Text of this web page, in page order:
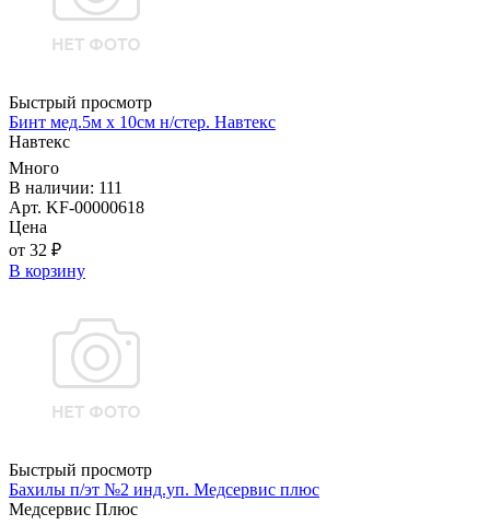
Быстрый просмотр
Бинт мед.5м х 10см н/стер. Навтекс
Навтекс
Много
В наличии: 111
Арт. KF-00000618
Цена
от 32 ₽
В корзину
Быстрый просмотр
Бахилы п/эт №2 инд.уп. Медсервис плюс
Медсервис Плюс